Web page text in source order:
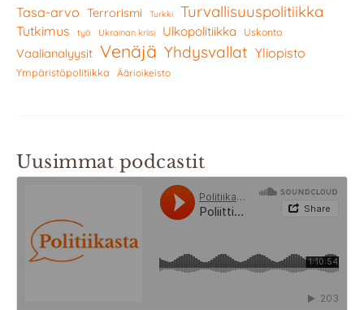
Tasa-arvo Terrorismi Turkki Turvallisuuspolitiikka
Tutkimus työ Ukrainan kriisi Ulkopolitiikka Uskonto
Vaalianalyysit Venäjä Yhdysvallat Yliopisto
Ympäristöpolitiikka Äärioikeisto
Uusimmat podcastit